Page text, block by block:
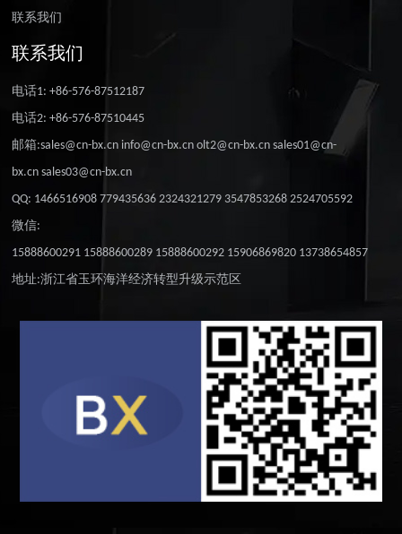
联系我们
联系我们
电话1: +86-576-87512187
电话2: +86-576-87510445
邮箱:sales@cn-bx.cn info@cn-bx.cn olt2@cn-bx.cn sales01@cn-
bx.cn sales03@cn-bx.cn
QQ: 1466516908 779435636 2324321279 3547853268 2524705592
微信:
15888600291 15888600289 15888600292 15906869820 13738654857
地址:浙江省玉环海洋经济转型升级示范区